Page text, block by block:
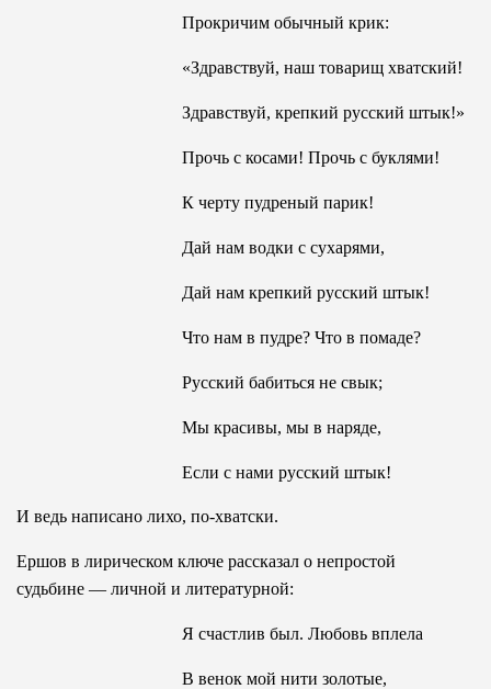
Прокричим обычный крик:
«Здравствуй, наш товарищ хватский!
Здравствуй, крепкий русский штык!»
Прочь с косами! Прочь с буклями!
К черту пудреный парик!
Дай нам водки с сухарями,
Дай нам крепкий русский штык!
Что нам в пудре? Что в помаде?
Русский бабиться не свык;
Мы красивы, мы в наряде,
Если с нами русский штык!
И ведь написано лихо, по-хватски.
Ершов в лирическом ключе рассказал о непростой
судьбине — личной и литературной:
Я счастлив был. Любовь вплела
В венок мой нити золотые,